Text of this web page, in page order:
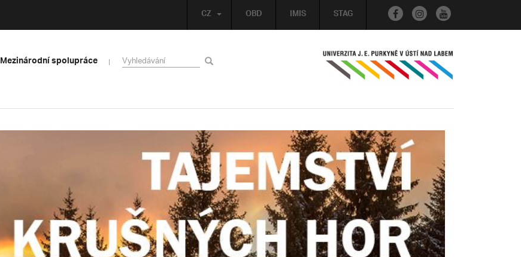
OBD IMIS STAG
CZ
Mezinárodní spolupráce